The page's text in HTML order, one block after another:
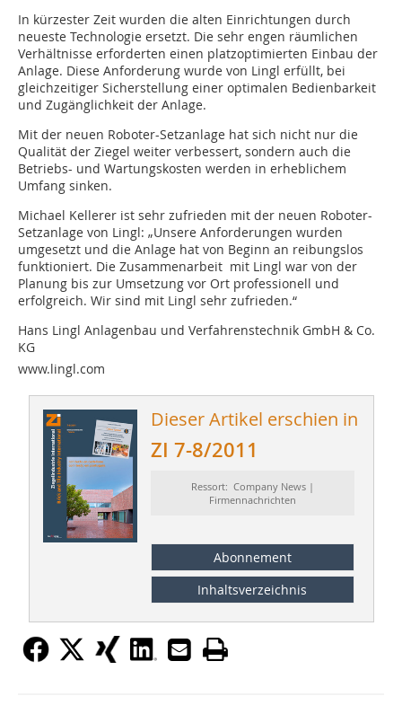
In kürzester Zeit wurden die alten Einrichtungen durch
neueste Technologie ersetzt. Die sehr engen räumlichen
Verhältnisse erforderten einen platzoptimierten Einbau der
Anlage. Diese Anforderung wurde von Lingl erfüllt, bei
gleichzeitiger Sicherstellung einer optimalen Bedienbarkeit
und Zugänglichkeit der Anlage.
Mit der neuen Roboter-Setzanlage hat sich nicht nur die
Qualität der Ziegel weiter verbessert, sondern auch die
Betriebs- und Wartungskosten werden in erheblichem
Umfang sinken.
Michael Kellerer ist sehr zufrieden mit der neuen Roboter-
Setzanlage von Lingl: „Unsere Anforderungen wurden
umgesetzt und die Anlage hat von Beginn an reibungslos
funktioniert. Die Zusammenarbeit mit Lingl war von der
Planung bis zur Umsetzung vor Ort professionell und
erfolgreich. Wir sind mit Lingl sehr zufrieden.“
Hans Lingl Anlagenbau und Verfahrenstechnik GmbH & Co.
KG
www.lingl.com
Dieser Artikel erschien in
ZI 7-8/2011
Ressort: Company News |
Firmennachrichten
Abonnement
Inhaltsverzeichnis